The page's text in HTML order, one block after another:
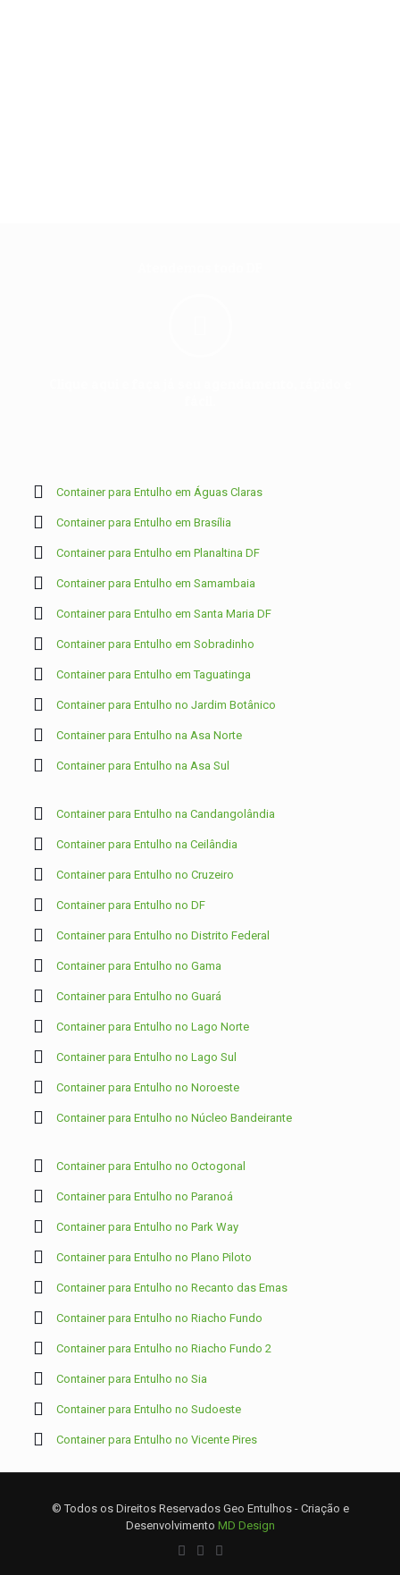
Container para Entulho em Águas Claras
Container para Entulho em Brasília
Container para Entulho em Planaltina DF
Container para Entulho em Samambaia
Container para Entulho em Santa Maria DF
Container para Entulho em Sobradinho
Container para Entulho em Taguatinga
Container para Entulho no Jardim Botânico
Container para Entulho na Asa Norte
Container para Entulho na Asa Sul
Container para Entulho na Candangolândia
Container para Entulho na Ceilândia
Container para Entulho no Cruzeiro
Container para Entulho no DF
Container para Entulho no Distrito Federal
Container para Entulho no Gama
Container para Entulho no Guará
Container para Entulho no Lago Norte
Container para Entulho no Lago Sul
Container para Entulho no Noroeste
Container para Entulho no Núcleo Bandeirante
Container para Entulho no Octogonal
Container para Entulho no Paranoá
Container para Entulho no Park Way
Container para Entulho no Plano Piloto
Container para Entulho no Recanto das Emas
Container para Entulho no Riacho Fundo
Container para Entulho no Riacho Fundo 2
Container para Entulho no Sia
Container para Entulho no Sudoeste
Container para Entulho no Vicente Pires
© Todos os Direitos Reservados Geo Entulhos - Criação e
Desenvolvimento MD Design